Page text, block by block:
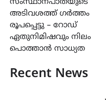
അടിവശത്ത് ഗർത്തം
രൂപപ്പെട്ടു – റോഡ്
ഏതുനിമിഷവും നിലം
പൊത്താൻ സാധ്യത
Recent News